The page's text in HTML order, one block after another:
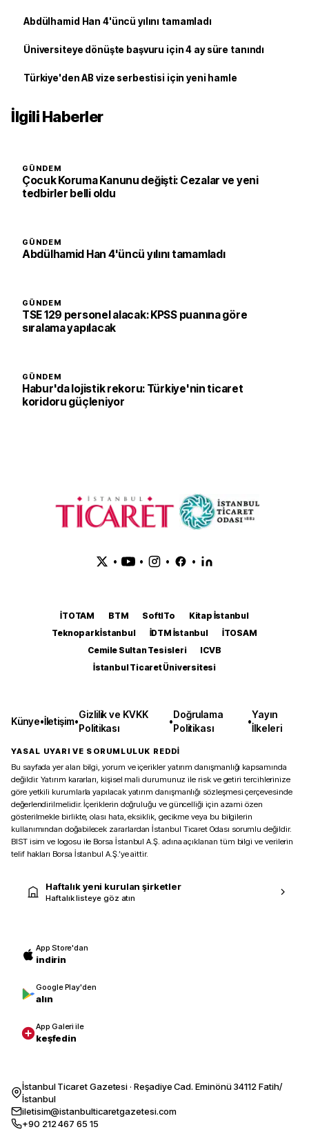
Abdülhamid Han 4'üncü yılını tamamladı
Üniversiteye dönüşte başvuru için 4 ay süre tanındı
Türkiye'den AB vize serbestisi için yeni hamle
İlgili Haberler
GÜNDEM
Çocuk Koruma Kanunu değişti: Cezalar ve yeni
tedbirler belli oldu
GÜNDEM
Abdülhamid Han 4'üncü yılını tamamladı
GÜNDEM
TSE 129 personel alacak: KPSS puanına göre
sıralama yapılacak
GÜNDEM
Habur'da lojistik rekoru: Türkiye'nin ticaret
koridoru güçleniyor
• • • •
İTOTAM BTM SoftITo
Kitap İstanbul
Teknopark İstanbul
İDTM İstanbul
İTOSAM
Cemile Sultan Tesisleri
ICVB
İstanbul Ticaret Üniversitesi
Künye•İletişim•
Gizlilik ve KVKK
Politikası
•
Doğrulama
Politikası
•
Yayın
İlkeleri
YASAL UYARI VE SORUMLULUK REDDİ
Bu sayfada yer alan bilgi, yorum ve içerikler yatırım danışmanlığı kapsamında
değildir. Yatırım kararları, kişisel mali durumunuz ile risk ve getiri tercihlerinize
göre yetkili kurumlarla yapılacak yatırım danışmanlığı sözleşmesi çerçevesinde
değerlendirilmelidir. İçeriklerin doğruluğu ve güncelliği için azami özen
gösterilmekle birlikte, olası hata, eksiklik, gecikme veya bu bilgilerin
kullanımından doğabilecek zararlardan İstanbul Ticaret Odası sorumlu değildir.
BIST isim ve logosu ile Borsa İstanbul A.Ş. adına açıklanan tüm bilgi ve verilerin
telif hakları Borsa İstanbul A.Ş.’ye aittir.
Haftalık yeni kurulan şirketler
Haftalık listeye göz atın
App Store'dan
indirin
Google Play'den
alın
App Galeri ile
keşfedin
İstanbul Ticaret Gazetesi · Reşadiye Cad. Eminönü 34112 Fatih/
İstanbul
iletisim@istanbulticaretgazetesi.com
+90 212 467 65 15